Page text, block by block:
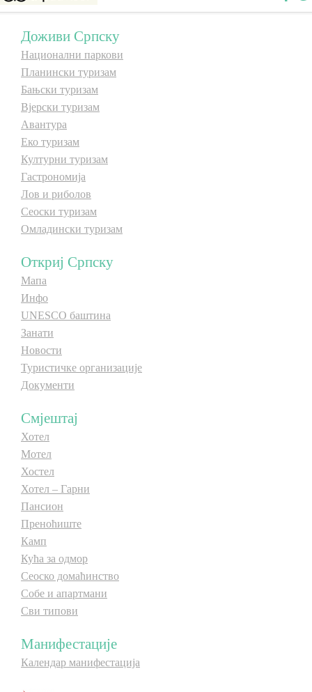
Доживи Српску
Национални паркови
Планински туризам
Бањски туризам
Вјерски туризам
Авантура
Еко туризам
Културни туризам
Гастрономија
Лов и риболов
Сеоски туризам
Омладински туризам
Откриј Српску
Мапа
Инфо
UNESCO баштина
Занати
Новости
Туристичке организације
Документи
Смјештај
Хотел
Мотел
Хостел
Хотел – Гарни
Пансион
Преноћиште
Камп
Кућа за одмор
Сеоско домаћинство
Собе и апартмани
Сви типови
Манифестације
Календар манифестација